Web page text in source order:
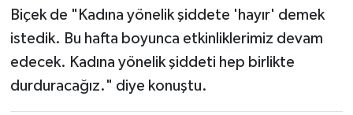
Biçek de "Kadına yönelik şiddete 'hayır' demek
istedik. Bu hafta boyunca etkinliklerimiz devam
edecek. Kadına yönelik şiddeti hep birlikte
durduracağız." diye konuştu.